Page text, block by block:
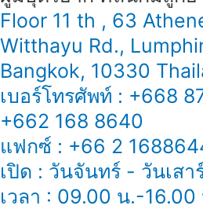
Floor 11 th , 63
Witthayu Rd.,
Bangkok, 10330
เบอร์โทรศัพท์ : +668
+662 168 8640
แฟกซ์ : +66 2
เปิด : วันจันทร์ - วันเสา
เวลา : 09.00 น.-16.00